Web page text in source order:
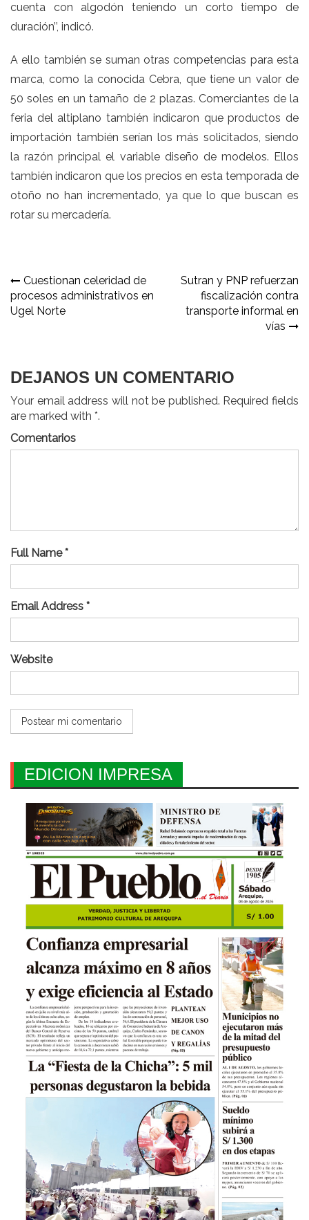
cuenta con algodón teniendo un corto tiempo de
duración’’, indicó.
A ello también se suman otras competencias para esta
marca, como la conocida Cebra, que tiene un valor de
50 soles en un tamaño de 2 plazas. Comerciantes de la
feria del altiplano también indicaron que productos de
importación también serían los más solicitados, siendo
la razón principal el variable diseño de modelos. Ellos
también indicaron que los precios en esta temporada de
otoño no han incrementado, ya que lo que buscan es
rotar su mercadería.
Navegación
de
Cuestionan celeridad de
procesos administrativos en
Ugel Norte
Sutran y PNP refuerzan
fiscalización contra
transporte informal en
vías
DEJANOS UN COMENTARIO
Your email address will not be published. Required fields
are marked with *.
Comentarios
Full Name *
Email Address *
Website
EDICION IMPRESA